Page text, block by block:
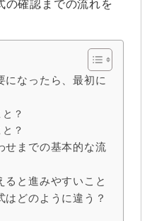
の確認までの流れを
になったら、最初に
？
？
せまでの基本的な流
ると進みやすいこと
はどのように違う？